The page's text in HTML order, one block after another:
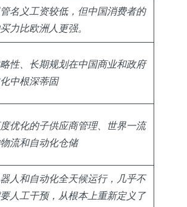
名义工资较低，但中国消费者的
力比欧洲人更强。
性、长期规划在中国商业和政府
中根深蒂固
优化的子供应商管理、世界一流
流和自动化仓储
人和自动化全天候运行，几乎不
人工干预，从根本上重新定义了